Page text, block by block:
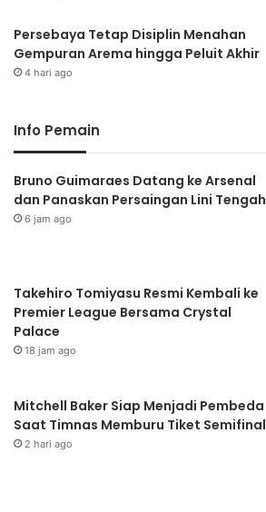
Persebaya Tetap Disiplin Menahan
Gempuran Arema hingga Peluit Akhir
4 hari ago
Info Pemain
Bruno Guimaraes Datang ke Arsenal
dan Panaskan Persaingan Lini Tengah
6 jam ago
Takehiro Tomiyasu Resmi Kembali ke
Premier League Bersama Crystal
Palace
18 jam ago
Mitchell Baker Siap Menjadi Pembeda
Saat Timnas Memburu Tiket Semifinal
2 hari ago